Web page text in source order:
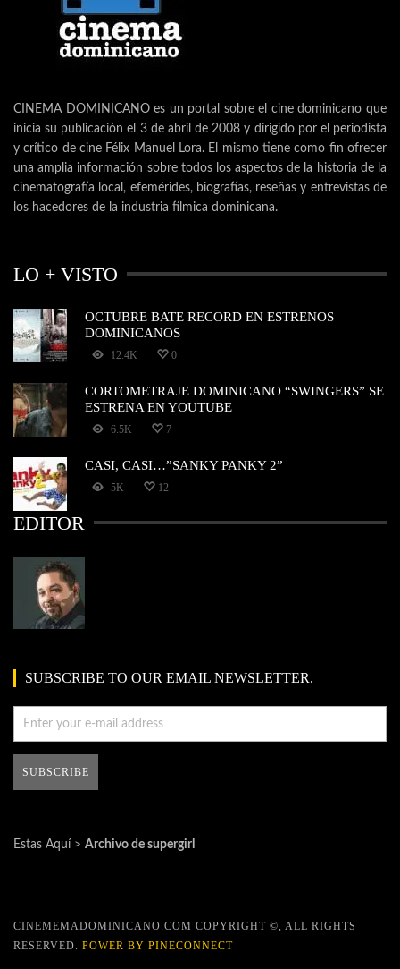
CINEMA DOMINICANO es un portal sobre el cine dominicano que
inicia su publicación el 3 de abril de 2008 y dirigido por el periodista
y crítico de cine Félix Manuel Lora. El mismo tiene como fin ofrecer
una amplia información sobre todos los aspectos de la historia de la
cinematografía local, efemérides, biografías, reseñas y entrevistas de
los hacedores de la industria fílmica dominicana.
LO + VISTO
OCTUBRE BATE RECORD EN ESTRENOS
DOMINICANOS
12.4K 0
CORTOMETRAJE DOMINICANO “SWINGERS” SE
ESTRENA EN YOUTUBE
6.5K 7
CASI, CASI…”SANKY PANKY 2”
5K 12
EDITOR
SUBSCRIBE TO OUR EMAIL NEWSLETTER.
Estas Aquí > Archivo de supergirl
CINEMEMADOMINICANO.COM COPYRIGHT ©, ALL RIGHTS
RESERVED. POWER BY PINECONNECT